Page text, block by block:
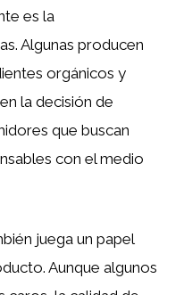
es la
Algunas producen
orgánicos y
la decisión de
que buscan
con el medio
juega un papel
Aunque algunos